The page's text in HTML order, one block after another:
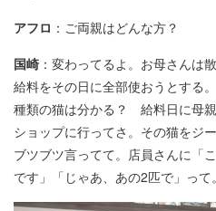
アフロ ：ご両親はどんな方？
国崎 ：変わってるよ。お母さんは
給料をその日に全部使おうとする
種類の猫は分かる？ 給料日に母
ショップに行ってさ。その猫をジ
ブツブツ言ってて。店員さんに「
です」「じゃあ、あの2匹で」って。